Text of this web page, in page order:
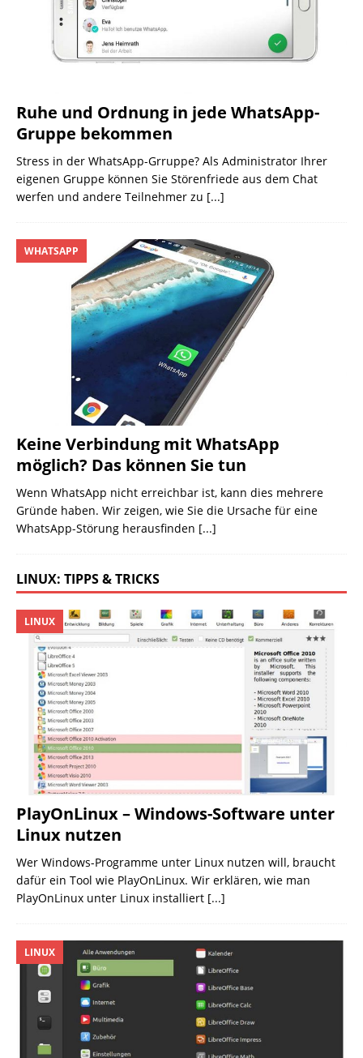
Ruhe und Ordnung in jede WhatsApp-
Gruppe bekommen
Stress in der WhatsApp-Grruppe? Als Administrator Ihrer
eigenen Gruppe können Sie Störenfriede aus dem Chat
werfen und andere Teilnehmer zu [...]
Keine Verbindung mit WhatsApp
möglich? Das können Sie tun
WHATSAPP
Wenn WhatsApp nicht erreichbar ist, kann dies mehrere
Gründe haben. Wir zeigen, wie Sie die Ursache für eine
WhatsApp-Störung herausfinden [...]
LINUX: TIPPS & TRICKS
PlayOnLinux – Windows-Software unter
Linux nutzen
LINUX
Wer Windows-Programme unter Linux nutzen will, braucht
dafür ein Tool wie PlayOnLinux. Wir erklären, wie man
PlayOnLinux unter Linux installiert [...]
LINUX